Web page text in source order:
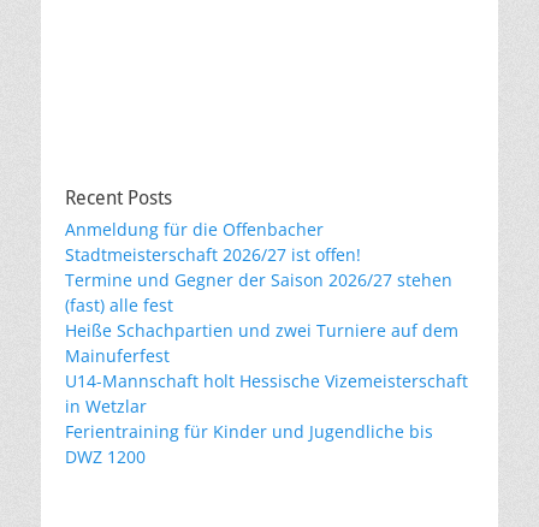
Recent Posts
Anmeldung für die Offenbacher
Stadtmeisterschaft 2026/27 ist offen!
Termine und Gegner der Saison 2026/27 stehen
(fast) alle fest
Heiße Schachpartien und zwei Turniere auf dem
Mainuferfest
U14-Mannschaft holt Hessische Vizemeisterschaft
in Wetzlar
Ferientraining für Kinder und Jugendliche bis
DWZ 1200